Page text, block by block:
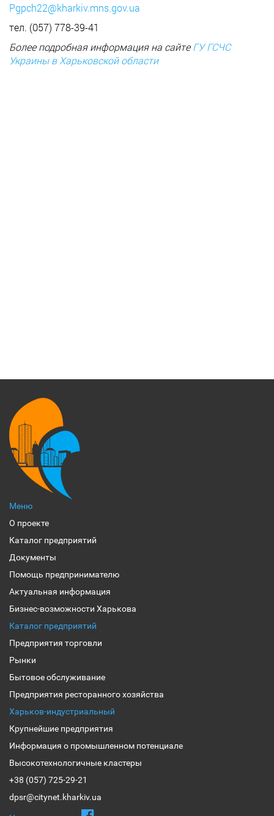
Pgpch22@kharkiv.mns.gov.ua
тел. (057) 778-39-41
Более подробная информация на сайтеГУ ГСЧС
Украины в Харьковской области
Меню
О проекте
Каталог предприятий
Документы
Помощь предпринимателю
Актуальная информация
Бизнес-возможности Харькова
Каталог предприятий
Предприятия торговли
Рынки
Бытовое обслуживание
Предприятия ресторанного хозяйства
Харьков-индустриальный
Крупнейшие предприятия
Информация о промышленном потенциале
Высокотехнологичные кластеры
+38 (057) 725-29-21
dpsr@citynet.kharkiv.ua